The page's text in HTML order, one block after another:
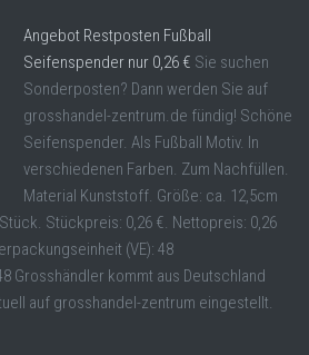
Angebot Restposten Fußball
Seifenspender nur 0,26 € Sie suchen
Sonderposten? Dann werden Sie auf
grosshandel-zentrum.de fündig! Schöne
Seifenspender. Als Fußball Motiv. In
verschiedenen Farben. Zum Nachfüllen.
Material Kunststoff. Größe: ca. 12,5cm
Stückpreis: 0,26 €. Nettopreis: 0,26
(VE): 48
Grosshändler kommt aus Deutschland
auf grosshandel-zentrum eingestellt.